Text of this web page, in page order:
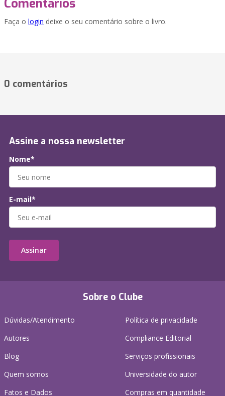
Comentários
Faça o login deixe o seu comentário sobre o livro.
0 comentários
Sobre o Clube
Dúvidas/Atendimento
Autores
Blog
Quem somos
Fatos e Dados
Política de privacidade
Compliance Editorial
Serviços profissionais
Universidade do autor
Compras em quantidade
Assine a nossa newsletter
Nome*
E-mail*
Assinar